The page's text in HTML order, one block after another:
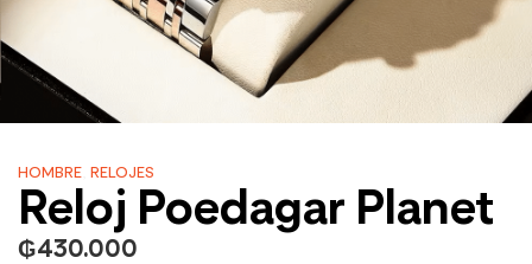
HOMBRE RELOJES
Reloj Poedagar Planet
₲430.000